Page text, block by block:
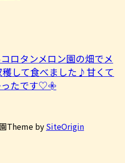
ロタンメロン園の畑でメ
して食べました♪甘くて
ったです♡𖧷
Theme by SiteOrigin